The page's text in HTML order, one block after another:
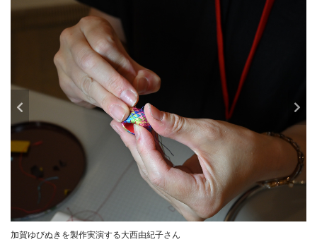
加賀ゆびぬきを製作実演する大西由紀子さん